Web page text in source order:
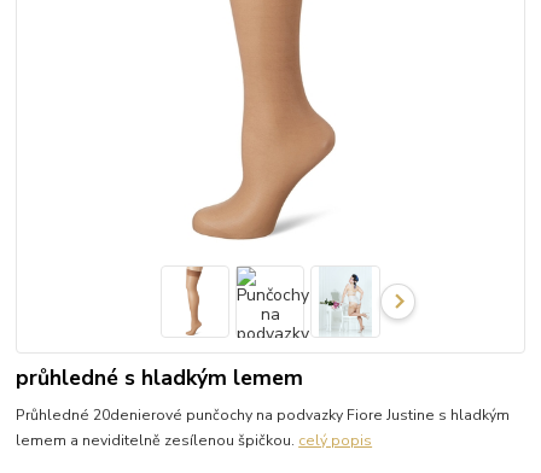
průhledné s hladkým lemem
Průhledné 20denierové punčochy na podvazky Fiore Justine s hladkým
lemem a neviditelně zesílenou špičkou. celý popis